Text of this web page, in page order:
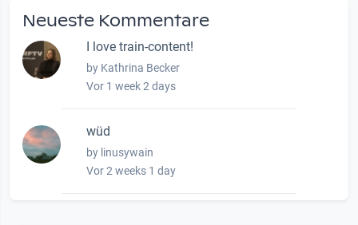
Neueste Kommentare
I love train-content!
by Kathrina Becker
Vor 1 week 2 days
wüd
by linusywain
Vor 2 weeks 1 day